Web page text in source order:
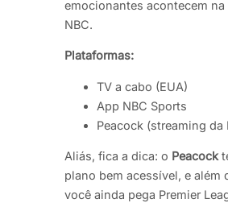
emocionantes acontecem na
NBC.
Plataformas:
TV a cabo (EUA)
App NBC Sports
Peacock (streaming da
Aliás, fica a dica: o Peacock
plano bem acessível, e além
você ainda pega Premier